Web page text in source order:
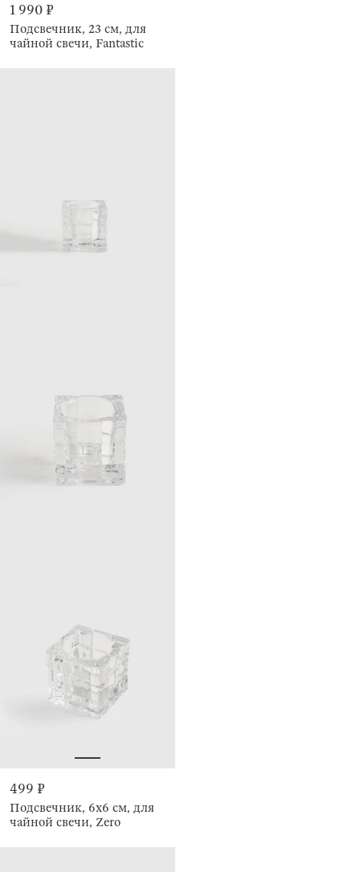
1 990 ₽
Подсвечник, 23 см, для
чайной свечи, Fantastic
499 ₽
Подсвечник, 6x6 см, для
чайной свечи, Zero